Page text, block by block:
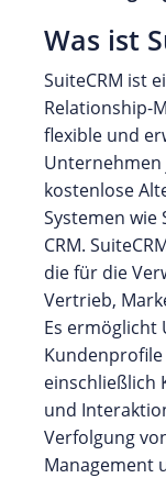
Was ist
SuiteCRM ist
Relationship-
flexible und
Unternehmen
kostenlose
Systemen wie
CRM.
die für die
Vertrieb,
Es
einschließlich
und
Verfolgung
Management